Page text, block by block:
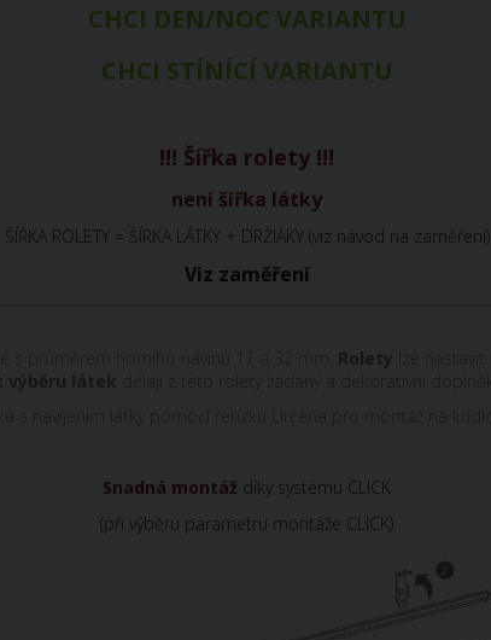
CHCI DEN/NOC VARIANTU
CHCI STÍNÍCÍ VARIANTU
!!! Šířka rolety !!!
není šířka látky
ŠÍŘKA ROLETY = ŠÍRKA LÁTKY + DRŽIAKY (viz návod na zaměření)
Viz zaměření
Snadná montáž díky systému CLICK
(při výběru parametru montáže CLICK)